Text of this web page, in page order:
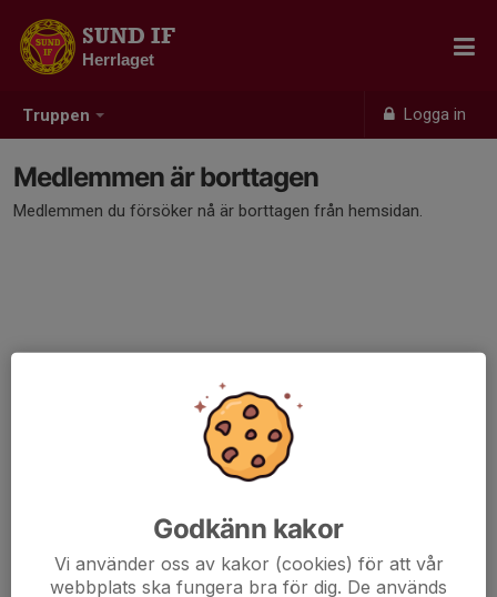
Truppen Logga in
SUND IF
Herrlaget
Medlemmen är borttagen
Medlemmen du försöker nå är borttagen från hemsidan.
Godkänn kakor
Vi använder oss av kakor (cookies) för att vår
webbplats ska fungera bra för dig. De används